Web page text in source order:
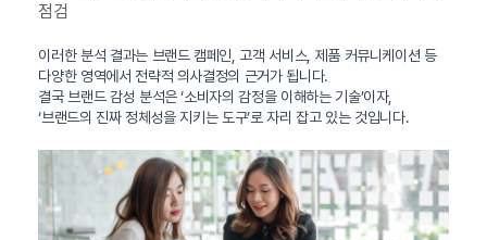
점검
이러한 분석 결과는 브랜드 캠페인, 고객 서비스, 제품 커뮤니케이션 등
다양한 영역에서 전략적 의사결정의 근거가 됩니다.
결국 브랜드 감성 분석은 ‘소비자의 감정을 이해하는 기술’이자,
‘브랜드의 진짜 정체성을 지키는 도구’로 자리 잡고 있는 것입니다.